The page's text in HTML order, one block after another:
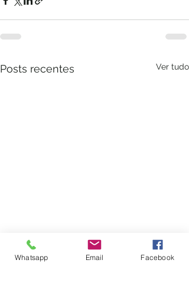
Posts recentes Ver tudo
Whatsapp Email Facebook